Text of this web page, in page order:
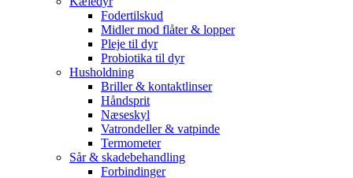
Fodertilskud
Midler mod flåter & lopper
Pleje til dyr
Probiotika til dyr
Husholdning
Briller & kontaktlinser
Håndsprit
Næseskyl
Vatrondeller & vatpinde
Termometer
Sår & skadebehandling
Forbindinger